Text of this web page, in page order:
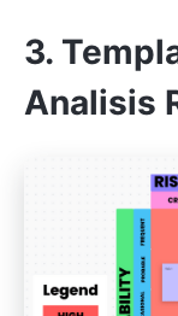
3.
Analisis